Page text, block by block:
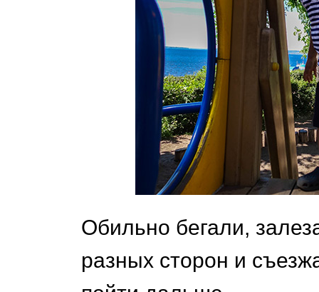
Обильно бегали,
разных сторон и